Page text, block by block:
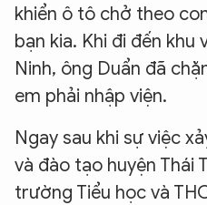
khiển ô tô chở theo
bạn kia. Khi đi đến khu
Ninh, ông Duẩn đã
em phải nhập viện.
Ngay sau khi sự việc
và đào tạo huyện Thái
trường Tiểu học và